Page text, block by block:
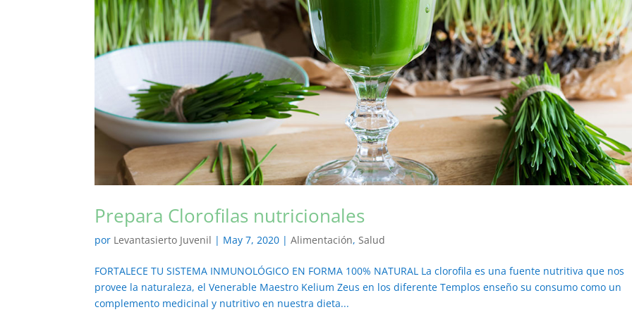
Prepara Clorofilas nutricionales
por Levantasierto Juvenil | May 7, 2020 |Alimentación,Salud
FORTALECE TU SISTEMA INMUNOLÓGICO EN FORMA 100% NATURAL La clorofila es una fuente nutritiva que nos
provee la naturaleza, el Venerable Maestro Kelium Zeus en los diferente Templos enseño su consumo como un
complemento medicinal y nutritivo en nuestra dieta...